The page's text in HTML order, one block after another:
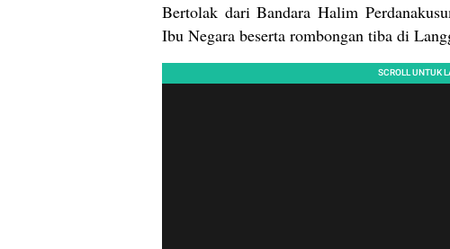
Bertolak dari Bandara Halim
Ibu Negara beserta rombongan tiba di